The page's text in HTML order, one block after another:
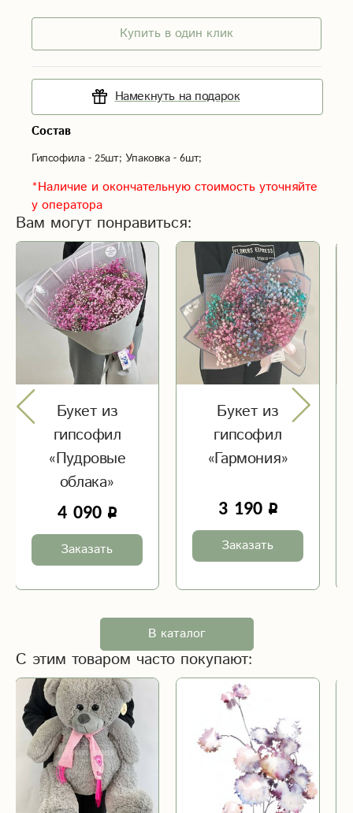
Купить в один клик
Намекнуть на подарок
Состав
Гипсофила - 25шт; Упаковка - 6шт;
*Наличие и окончательную стоимость уточняйте
у оператора
Вам могут понравиться:
Букет из
гипсофил
«Пудровые
облака»
4 090
Заказать
Букет из
гипсофил
«Гармония»
3 190
Заказать
В каталог
С этим товаром часто покупают: